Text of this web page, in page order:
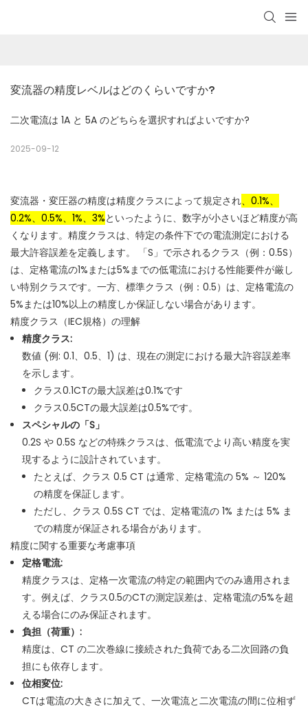
変流器の精度レベルはどのくらいですか?
二次電流は 1A と 5A のどちらを選択すればよいですか?
2025-09-12
変流器・変圧器の精度は精度クラスによって規定され、0.1%、
0.2%、0.5%、1%、3%といったように、数字が小さいほど精度が高
くなります。 精度クラスは、特定の条件下での電流測定における
最大許容誤差を定義します。
「S」で示されるクラス（例：0.5S）
は、定格電流の1%または5%までの低電流における性能要件が厳し
い特別クラスです。一方、標準クラス（例：0.5）は、定格電流の
5%または10%以上の精度しか保証しない場合があります。
精度クラス（IEC規格）の理解
精度クラス:
数値 (例: 0.1、0.5、1) は、現在の測定における最大許容誤差率
を示します。
クラス0.1CTの最大誤差は0.1%です
クラス0.5CTの最大誤差は0.5%です。
スペシャルの「S」
0.2S や 0.5S などの特殊クラスは、低電流でより高い精度を実
現するように設計されています。
たとえば、クラス 0.5 CT は通常、定格電流の 5% ～ 120%
の精度を保証します。
ただし、クラス 0.5S CT では、定格電流の 1% または 5% ま
での精度が保証される場合があります。
精度に関する重要な考慮事項
定格電流:
精度クラスは、定格一次電流の特定の範囲内でのみ適用されま
す。 例えば、クラス0.5のCTの測定誤差は、定格電流の5%を超
える場合にのみ保証されます。
負担（荷重）:
精度は、CT の二次巻線に接続された負荷である二次回路の負
担にも依存します。
位相変位:
CTは電流の大きさに加えて、一次電流と二次電流の間に位相ず